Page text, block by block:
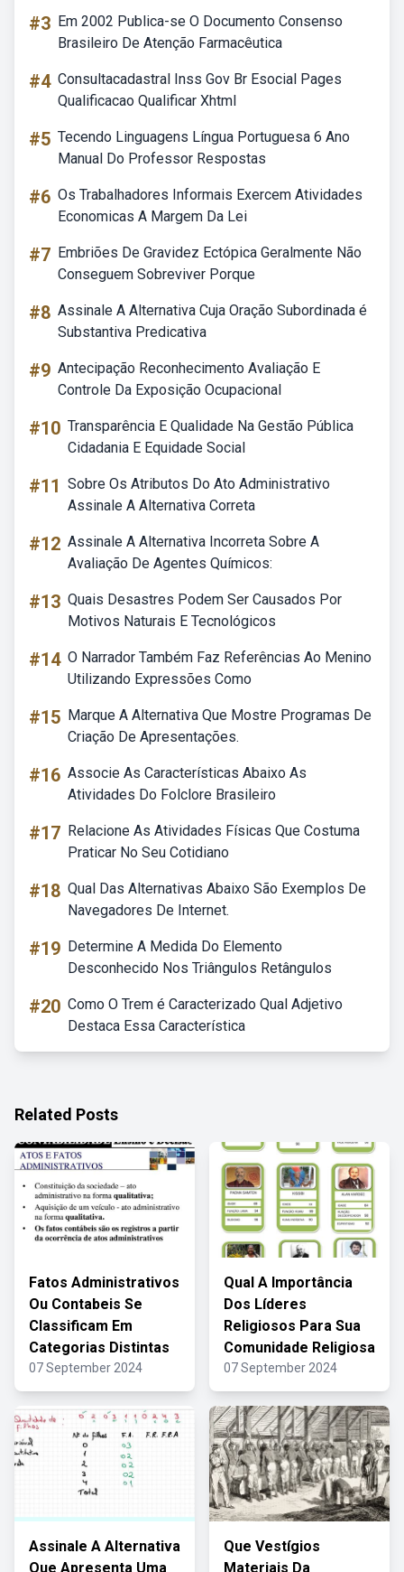
#3 Em 2002 Publica-se O Documento Consenso
Brasileiro De Atenção Farmacêutica
#4 Consultacadastral Inss Gov Br Esocial Pages
Qualificacao Qualificar Xhtml
#5 Tecendo Linguagens Língua Portuguesa 6 Ano
Manual Do Professor Respostas
#6 Os Trabalhadores Informais Exercem Atividades
Economicas A Margem Da Lei
#7 Embriões De Gravidez Ectópica Geralmente Não
Conseguem Sobreviver Porque
#8 Assinale A Alternativa Cuja Oração Subordinada é
Substantiva Predicativa
#9 Antecipação Reconhecimento Avaliação E
Controle Da Exposição Ocupacional
#10 Transparência E Qualidade Na Gestão Pública
Cidadania E Equidade Social
#11 Sobre Os Atributos Do Ato Administrativo
Assinale A Alternativa Correta
#12 Assinale A Alternativa Incorreta Sobre A
Avaliação De Agentes Químicos:
#13 Quais Desastres Podem Ser Causados Por
Motivos Naturais E Tecnológicos
#14 O Narrador Também Faz Referências Ao Menino
Utilizando Expressões Como
#15 Marque A Alternativa Que Mostre Programas De
Criação De Apresentações.
#16 Associe As Características Abaixo As
Atividades Do Folclore Brasileiro
#17 Relacione As Atividades Físicas Que Costuma
Praticar No Seu Cotidiano
#18 Qual Das Alternativas Abaixo São Exemplos De
Navegadores De Internet.
#19 Determine A Medida Do Elemento
Desconhecido Nos Triângulos Retângulos
#20 Como O Trem é Caracterizado Qual Adjetivo
Destaca Essa Característica
Related Posts
Fatos Administrativos
Ou Contabeis Se
Classificam Em
Categorias Distintas
07 September 2024
Qual A Importância
Dos Líderes
Religiosos Para Sua
Comunidade Religiosa
07 September 2024
Assinale A Alternativa
Que Apresenta Uma
Que Vestígios
Materiais Da